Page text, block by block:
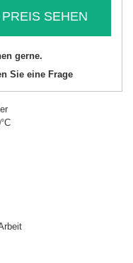
SEHEN
gerne.
Sie eine Frage